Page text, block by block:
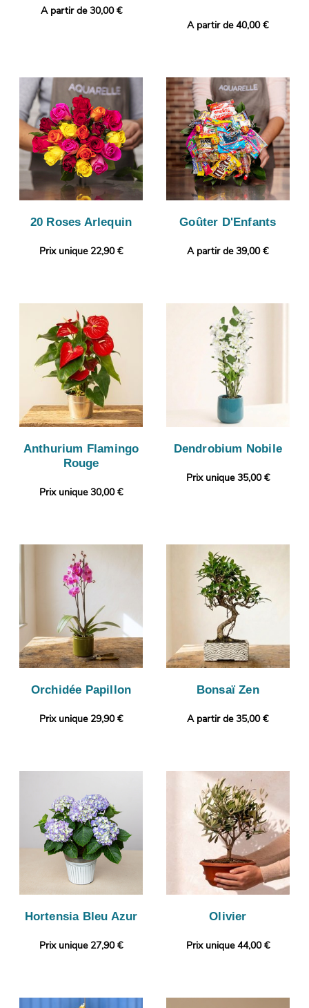
A partir de 30,00 €
A partir de 40,00 €
20 Roses Arlequin
Prix unique 22,90 €
Goûter D'Enfants
A partir de 39,00 €
Anthurium Flamingo
Rouge
Prix unique 30,00 €
Dendrobium Nobile
Prix unique 35,00 €
Orchidée Papillon
Prix unique 29,90 €
Bonsaï Zen
A partir de 35,00 €
Hortensia Bleu Azur
Prix unique 27,90 €
Olivier
Prix unique 44,00 €